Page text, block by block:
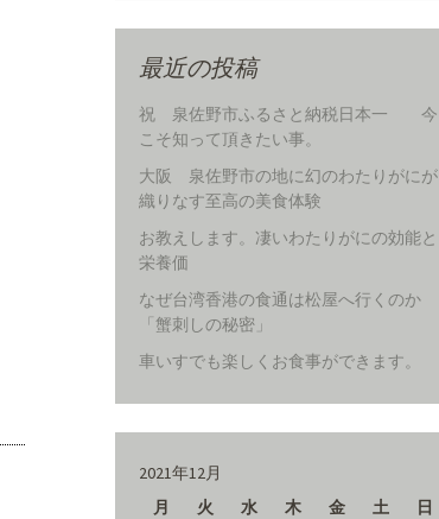
最近の投稿
祝 泉佐野市ふるさと納税日本一 今
こそ知って頂きたい事。
大阪 泉佐野市の地に幻のわたりがにが
織りなす至高の美食体験
お教えします。凄いわたりがにの効能と
栄養価
なぜ台湾香港の食通は松屋へ行くのか
「蟹刺しの秘密」
車いすでも楽しくお食事ができます。
2021年12月
月
火 水 木 金 土 日